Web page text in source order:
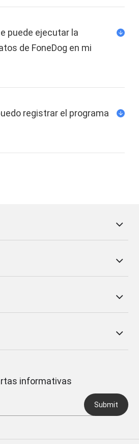
de Bluetooth.
sistema operativo sólo es
y obtener el máximo
puede ejecutar la
de FoneDog en mi
registrar el programa
informativas
Submit